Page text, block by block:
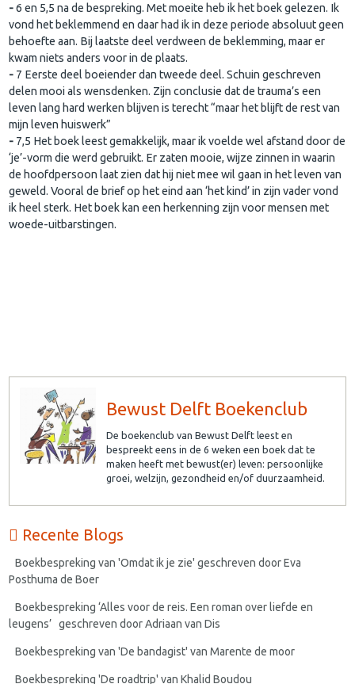
-6 en 5,5 na de bespreking. Met moeite heb ik het boek gelezen. Ik
vond het beklemmend en daar had ik in deze periode absoluut geen
behoefte aan. Bij laatste deel verdween de beklemming, maar er
kwam niets anders voor in de plaats.
- 7 Eerste deel boeiender dan tweede deel. Schuin geschreven
delen mooi als wensdenken. Zijn conclusie dat de trauma’s een
leven lang hard werken blijven is terecht “maar het blijft de rest van
mijn leven huiswerk”
- 7,5 Het boek leest gemakkelijk, maar ik voelde wel afstand door de
‘je’-vorm die werd gebruikt. Er zaten mooie, wijze zinnen in waarin
de hoofdpersoon laat zien dat hij niet mee wil gaan in het leven van
geweld. Vooral de brief op het eind aan ‘het kind’ in zijn vader vond
ik heel sterk. Het boek kan een herkenning zijn voor mensen met
woede-uitbarstingen.
Bewust Delft Boekenclub
De boekenclub van Bewust Delft leest en
bespreekt eens in de 6 weken een boek dat te
maken heeft met bewust(er) leven: persoonlijke
groei, welzijn, gezondheid en/of duurzaamheid.
Recente Blogs
Boekbespreking van 'Omdat ik je zie' geschreven door Eva
Posthuma de Boer
Boekbespreking ‘Alles voor de reis. Een roman over liefde en
leugens’ geschreven door Adriaan van Dis
Boekbespreking van 'De bandagist' van Marente de moor
Boekbespreking 'De roadtrip' van Khalid Boudou